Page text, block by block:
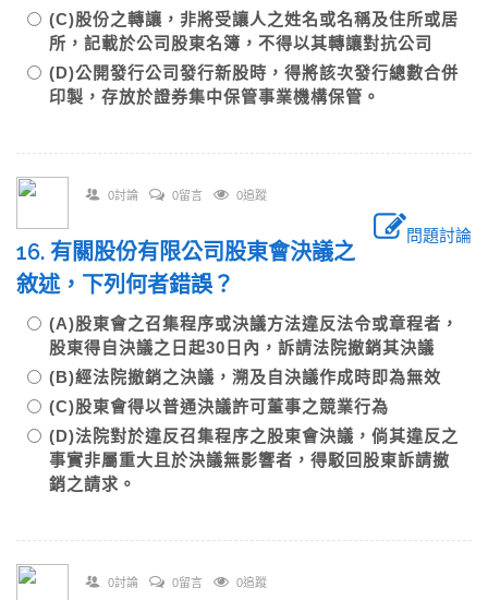
(C)股份之轉讓，非將受讓人之姓名或名稱及住所或居
所，記載於公司股東名簿，不得以其轉讓對抗公司
(D)公開發行公司發行新股時，得將該次發行總數合併
印製，存放於證券集中保管事業機構保管。
0討論 0留言 0追蹤
問題討論
16. 有關股份有限公司股東會決議之
敘述，下列何者錯誤？
(A)股東會之召集程序或決議方法違反法令或章程者，
股東得自決議之日起30日內，訴請法院撤銷其決議
(B)經法院撤銷之決議，溯及自決議作成時即為無效
(C)股東會得以普通決議許可董事之競業行為
(D)法院對於違反召集程序之股東會決議，倘其違反之
事實非屬重大且於決議無影響者，得駁回股東訴請撤
銷之請求。
0討論 0留言 0追蹤